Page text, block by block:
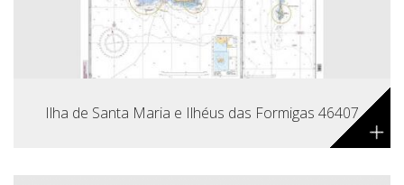
Ilha de Santa Maria e Ilhéus das Formigas 46407 +